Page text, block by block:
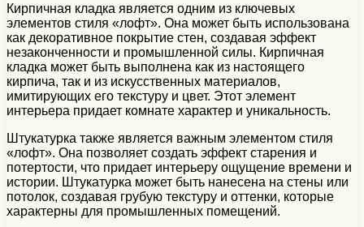
Кирпичная кладка является одним из ключевых
элементов стиля «лофт». Она может быть использована
как декоративное покрытие стен, создавая эффект
незаконченности и промышленной силы. Кирпичная
кладка может быть выполнена как из настоящего
кирпича, так и из искусственных материалов,
имитирующих его текстуру и цвет. Этот элемент
интерьера придает комнате характер и уникальность.
Штукатурка также является важным элементом стиля
«лофт». Она позволяет создать эффект старения и
потертости, что придает интерьеру ощущение времени и
истории. Штукатурка может быть нанесена на стены или
потолок, создавая грубую текстуру и оттенки, которые
характерны для промышленных помещений.